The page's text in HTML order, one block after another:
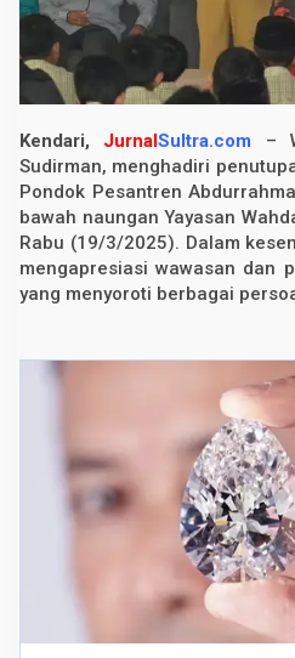
s
a
s
i
e
m
k
i
r
a
n
K
i
n
t
r
i
Kendari, JurnalSultra.com –
Sudirman, menghadiri
Pondok Pesantren
bawah naungan Yayasan
Rabu (19/3/2025). Dalam
mengapresiasi wawasan dan
yang menyoroti berbagai